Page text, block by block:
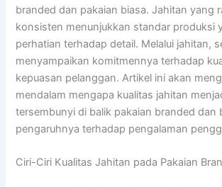
branded dan pakaian biasa. Jahitan yang
konsisten menunjukkan standar produksi
perhatian terhadap detail. Melalui jahitan,
menyampaikan komitmennya terhadap
kepuasan pelanggan. Artikel ini akan
mendalam mengapa kualitas jahitan
tersembunyi di balik pakaian branded dan
pengaruhnya terhadap pengalaman
Ciri-Ciri Kualitas Jahitan pada Pakaian